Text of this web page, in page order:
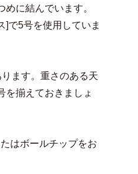
に結んでいます。
]で5号を使用していま
ます。重さのある天
を揃えておきましょ
はボールチップをお